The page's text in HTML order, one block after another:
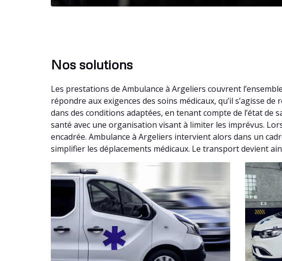
Nos solutions
Les prestations de Ambulance à Argeliers couvrent
répondre aux exigences des soins médicaux, qu’il s’agisse
dans des conditions adaptées, en tenant compte de l’état de
santé avec une organisation visant à limiter les imprévus.
encadrée. Ambulance à Argeliers intervient alors dans un
simplifier les déplacements médicaux. Le transport devient